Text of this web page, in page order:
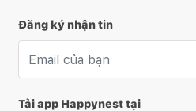
Đăng ký nhận tin
Tải app Happynest tại